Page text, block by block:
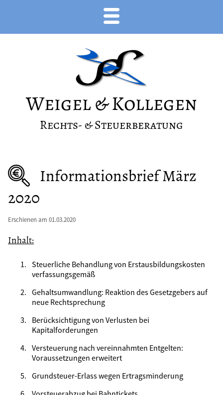
Weigel & Kollegen
Rechts- & Steuerberatung
Informationsbrief März
2020
Erschienen am 01.03.2020
Inhalt:
Steuerliche Behandlung von Erstausbildungskosten
verfassungsgemäß
Gehaltsumwandlung: Reaktion des Gesetzgebers auf
neue Rechtsprechung
Berücksichtigung von Verlusten bei
Kapitalforderungen
Versteuerung nach vereinnahmten Entgelten:
Voraussetzungen erweitert
Grundsteuer-Erlass wegen Ertragsminderung